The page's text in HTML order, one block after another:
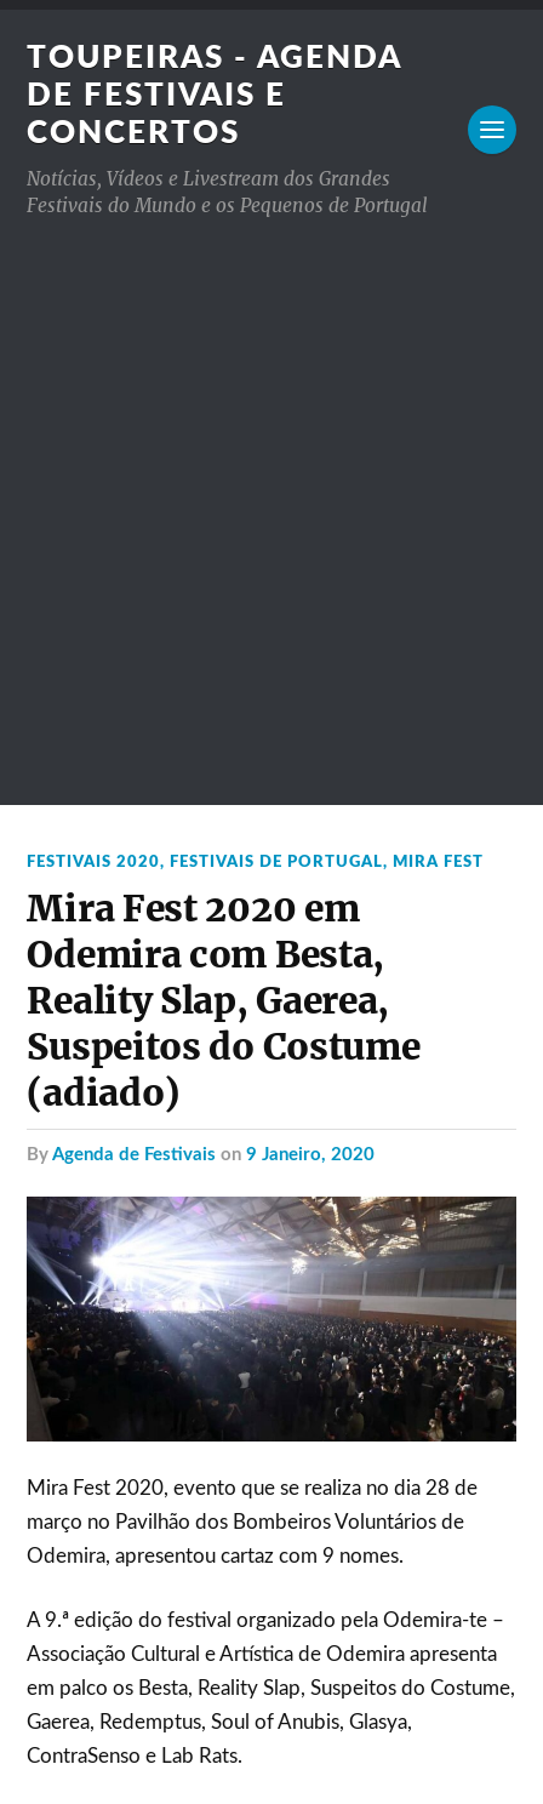
TOUPEIRAS - AGENDA
DE FESTIVAIS E
CONCERTOS
Notícias, Vídeos e Livestream dos Grandes
Festivais do Mundo e os Pequenos de Portugal
FESTIVAIS 2020, FESTIVAIS DE PORTUGAL, MIRA FEST
Mira Fest 2020 em
Odemira com Besta,
Reality Slap, Gaerea,
Suspeitos do Costume
(adiado)
byAgenda de Festivais on9 Janeiro, 2020
Mira Fest 2020, evento que se realiza no dia 28 de
março no Pavilhão dos Bombeiros Voluntários de
Odemira, apresentou cartaz com 9 nomes.
A 9.ª edição do festival organizado pela Odemira-te –
Associação Cultural e Artística de Odemira apresenta
em palco os Besta, Reality Slap, Suspeitos do Costume,
Gaerea, Redemptus, Soul of Anubis, Glasya,
ContraSenso e Lab Rats.